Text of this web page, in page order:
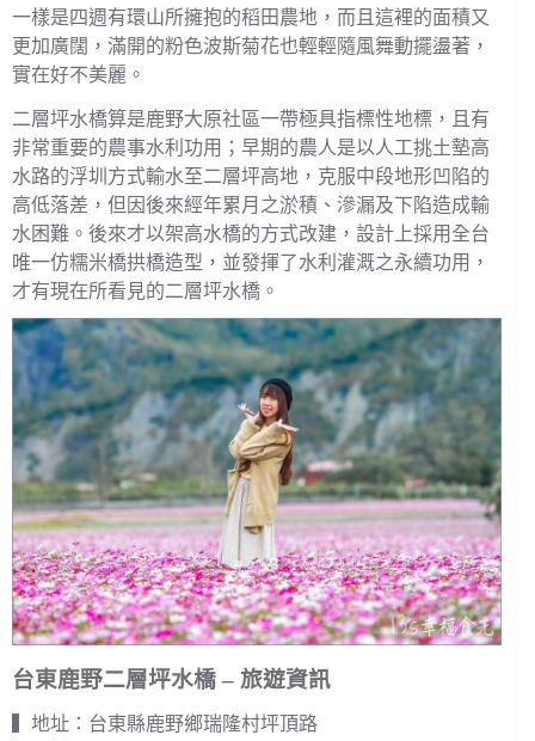
一樣是四週有環山所擁抱的稻田農地，而且這裡的面積又
更加廣闊，滿開的粉色波斯菊花也輕輕隨風舞動擺盪著，
實在好不美麗。
二層坪水橋算是鹿野大原社區一帶極具指標性地標，且有
非常重要的農事水利功用；早期的農人是以人工挑土墊高
水路的浮圳方式輸水至二層坪高地，克服中段地形凹陷的
高低落差，但因後來經年累月之淤積、滲漏及下陷造成輸
水困難。後來才以架高水橋的方式改建，設計上採用全台
唯一仿糯米橋拱橋造型，並發揮了水利灌溉之永續功用，
才有現在所看見的二層坪水橋。
台東鹿野二層坪水橋 – 旅遊資訊
▍地址：台東縣鹿野鄉瑞隆村坪頂路